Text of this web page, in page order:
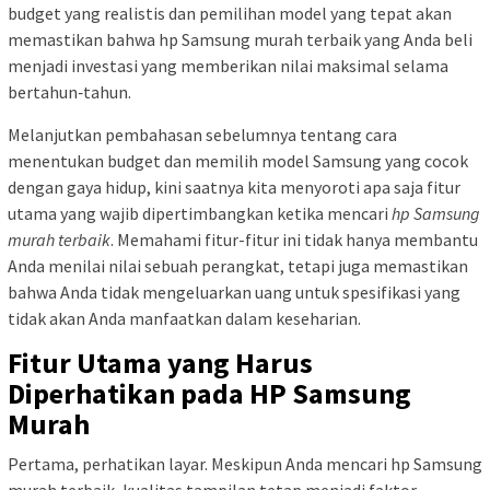
budget yang realistis dan pemilihan model yang tepat akan
memastikan bahwa hp Samsung murah terbaik yang Anda beli
menjadi investasi yang memberikan nilai maksimal selama
bertahun‑tahun.
Melanjutkan pembahasan sebelumnya tentang cara
menentukan budget dan memilih model Samsung yang cocok
dengan gaya hidup, kini saatnya kita menyoroti apa saja fitur
utama yang wajib dipertimbangkan ketika mencari hp Samsung
murah terbaik. Memahami fitur-fitur ini tidak hanya membantu
Anda menilai nilai sebuah perangkat, tetapi juga memastikan
bahwa Anda tidak mengeluarkan uang untuk spesifikasi yang
tidak akan Anda manfaatkan dalam keseharian.
Fitur Utama yang Harus
Diperhatikan pada HP Samsung
Murah
Pertama, perhatikan layar. Meskipun Anda mencari hp Samsung